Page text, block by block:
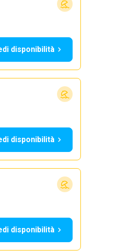
disponibilità
disponibilità
disponibilità